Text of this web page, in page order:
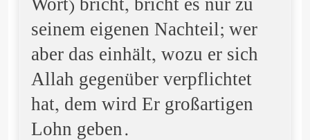
Wort) bricht, bricht es nur zu
seinem eigenen Nachteil; wer
aber das einhält, wozu er sich
Allah gegenüber verpflichtet
hat, dem wird Er großartigen
Lohn geben.